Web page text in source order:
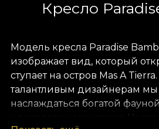
Кресло
Модель кресла Paradise
изображает вид, который
ступает на остров Mas A
талантливым дизайнерам
наслаждаться богатой
неизведанного уголка.